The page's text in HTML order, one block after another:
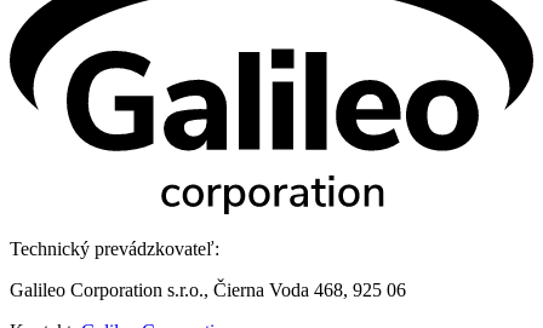
Technický prevádzkovateľ:
Galileo Corporation s.r.o., Čierna Voda 468, 925 06